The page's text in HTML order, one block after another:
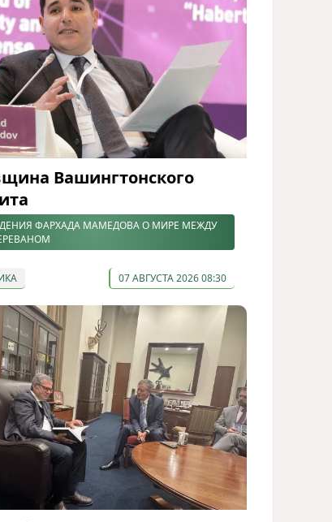
Вашингтонского
ФАРХАДА МАМЕДОВА О МИРЕ МЕЖДУ
07 АВГУСТА 2026 08:30